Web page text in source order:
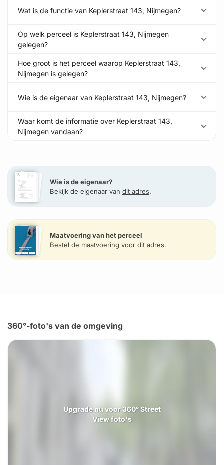
Wat is de functie van Keplerstraat 143, Nijmegen?
Op welk perceel is Keplerstraat 143, Nijmegen
gelegen?
Hoe groot is het perceel waarop Keplerstraat 143,
Nijmegen is gelegen?
Wie is de eigenaar van Keplerstraat 143, Nijmegen?
Waar komt de informatie over Keplerstraat 143,
Nijmegen vandaan?
Wie is de eigenaar?
Bekijk de eigenaar van dit adres.
Maatvoering van het perceel
Bestel de maatvoering voor dit adres.
360°-foto's van de omgeving
Upgrade nu voor 360° Street
View foto's